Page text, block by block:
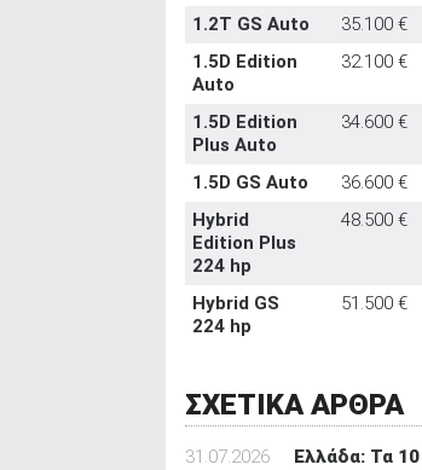
1.2T GS Auto 35.100 €
1.5D Edition
Auto
32.100 €
1.5D Edition
Plus Auto
34.600 €
1.5D GS Auto 36.600 €
Hybrid
Edition Plus
224 hp
48.500 €
Hybrid GS
224 hp
51.500 €
ΣΧΕΤΙΚΑ ΑΡΘΡΑ
31.07.2026
Ελλάδα: Τα